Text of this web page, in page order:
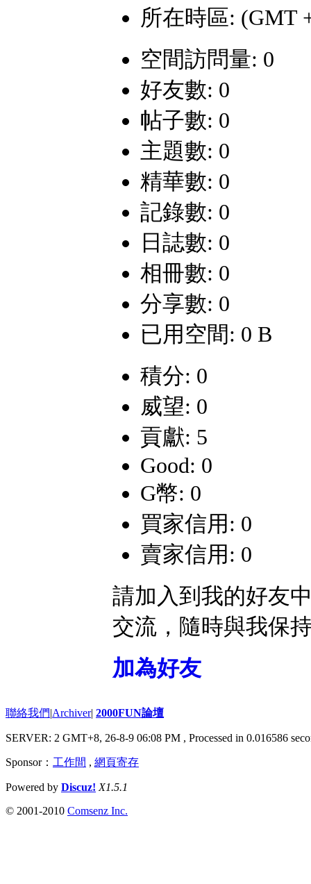
所在時區: (GMT
空間訪問量: 0
好友數: 0
帖子數: 0
主題數: 0
精華數: 0
記錄數: 0
日誌數: 0
相冊數: 0
分享數: 0
已用空間: 0 B
積分: 0
威望: 0
貢獻: 5
Good: 0
G幣: 0
買家信用: 0
賣家信用: 0
請加入到我的好友
交流，隨時與我保
加為好友
聯絡我們|Archiver| 2000FUN論壇
SERVER: 2 GMT+8, 26-8-9 06:08 PM , Processed in 0.016586
Sponsor： 工作間 , 網頁寄存
Powered by Discuz! X1.5.1
© 2001-2010 Comsenz Inc.